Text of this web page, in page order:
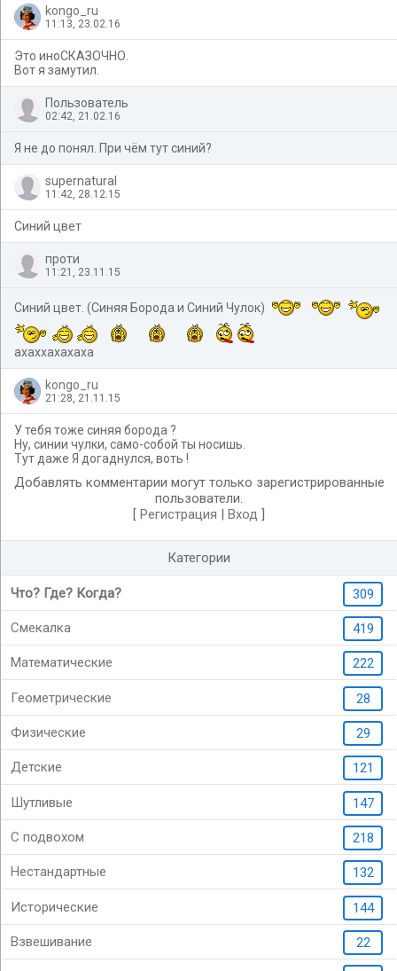
kongo_ru
11:13, 23.02.16
Это иноСКАЗОЧНО.
Вот я замутил.
Пользователь
02:42, 21.02.16
Я не до понял. При чём тут синий?
supernatural
11:42, 28.12.15
Синий цвет
проти
11:21, 23.11.15
Синий цвет. (Синяя Борода и Синий Чулок)
ахаххахахаха
kongo_ru
21:28, 21.11.15
У тебя тоже синяя борода ?
Ну, синии чулки, само-собой ты носишь.
Тут даже Я догаднулся, воть !
Добавлять комментарии могут только зарегистрированные
пользователи.
[ Регистрация | Вход ]
Категории
Что? Где? Когда? 309
Смекалка 419
Математические 222
Геометрические 28
Физические 29
Детские 121
Шутливые 147
С подвохом 218
Нестандартные 132
Исторические 144
Взвешивание 22